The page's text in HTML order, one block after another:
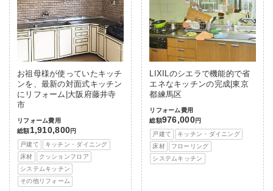
お祖母様が使っていたキッチ
ンを、最新の対面式キッチン
にリフォーム|大阪府藤井寺
市
リフォーム費用
総額1,910,800円
戸建て
キッチン・ダイニング
床材
クッションフロア
システムキッチン
その他リフォーム
LIXILのシエラで機能的で省
エネなキッチンの完成|東京
都練馬区
リフォーム費用
総額976,000円
戸建て
キッチン・ダイニング
床材
フローリング
システムキッチン